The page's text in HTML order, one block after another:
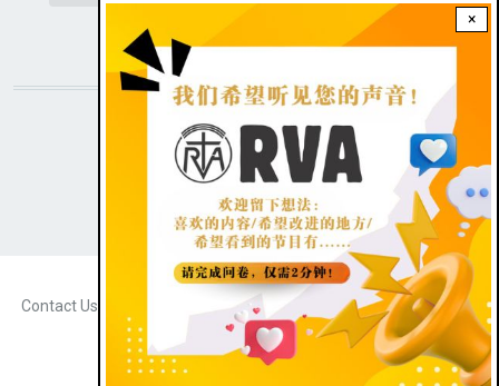
×
STAY CONNECTED WITH US!
Radio Veritas Asia © 2023
Contact Us
Dark theme